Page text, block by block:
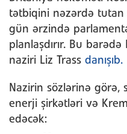
tətbiqini nəzərdə
gün ərzində
planlaşdırır. Bu
naziri Liz Trass danışıb.
Nazirin sözlərinə görə,
enerji şirkətləri və
edəcək: